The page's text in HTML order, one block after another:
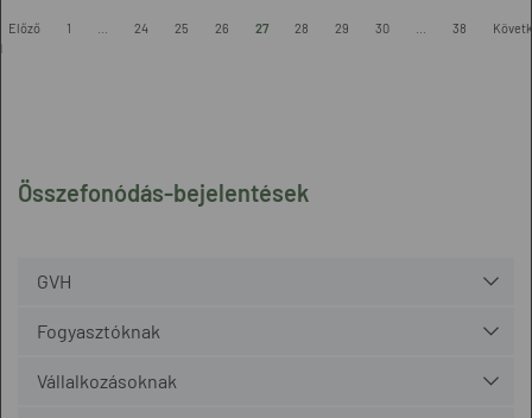
Összefonódás-bejelentések
GVH
Fogyasztóknak
Vállalkozásoknak
Előző 1 24 25 26 27 28 29 30 38